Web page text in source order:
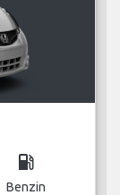
local_gas_station
Benzin